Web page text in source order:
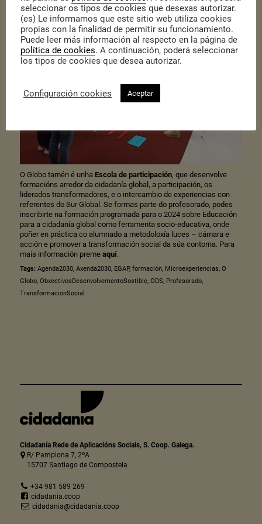
O Globo tamén é unha Escola de participación, que desenvolve
formacións arredor da cidadanía global, a participación, os
liderados transformadores, e o intercambio de experiencias con
referentes do Sur Global. Se formas parte do profesorado, podes
inscribirte na formación programada para o 2024 sobre Educación
para a cidadanía global como ferramenta socio-educativa, onde
poñer en práctica co alumnado a metodoloxía luces – cámara e
acción e promover a transformación social da súa contorna. Para
mais información preme aquí.
Tags: Agenda2030, Axenda2030, EGAP, formación, Microexperiencias, O
Globo, ObxectivosDesenvolvementoSostible, ODS, Profesorado,
TransformacionSocial
Cidadanía Rede de Aplicacións Sociais, S. Coop. Galega.
R/ Pamplona 7, 2ºA
15707 Santiago de Compostela
+34 981 589 269
cidadania.coop
cidadania@cidadania.coop
seleccionar os tipos de cookies que desexas autorizar.
(es) Le informamos que este sitio web utiliza cookies
propias con la finalidad de permitir su funcionamiento.
Puede leer más información al respecto en la página de
política de cookies. A continuación, poderá seleccionar
los tipos de cookies que desea autorizar.
Configuración cookies Aceptar